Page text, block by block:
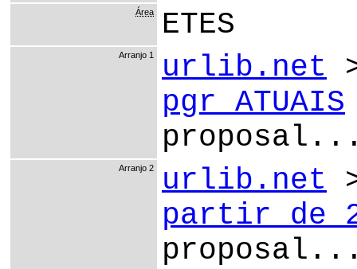
Área ETES
Arranjo 1 urlib.net
pgr ATUAIS
Arranjo 2 urlib.net
partir de